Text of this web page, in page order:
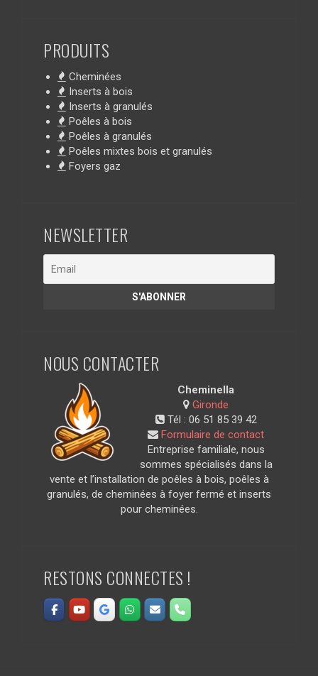
PRODUITS
Cheminées
Inserts à bois
Inserts à granulés
Poêles à bois
Poêles à granulés
Poêles mixtes bois et granulés
Foyers gaz
NEWSLETTER
NOUS CONTACTER
Cheminella
Gironde
Tél : 06 51 85 39 42
Formulaire de contact
Entreprise familiale, nous
sommes spécialisés dans la
vente et l’installation de poêles à bois, poêles à
granulés, de cheminées à foyer fermé et inserts
pour cheminées.
RESTONS CONNECTES !